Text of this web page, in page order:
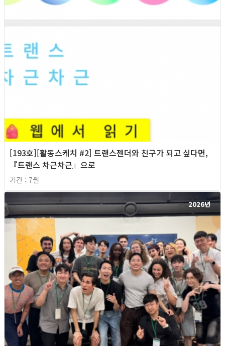
[193호][활동스케치 #2] 트랜스젠더와 친구가 되고 싶다면,
『트랜스 차근차근』으로
기간 : 7월
2026년